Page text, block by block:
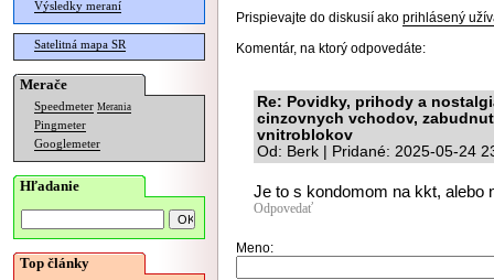
Výsledky meraní
Satelitná mapa SR
Merače
Speedmeter Merania
Pingmeter
Googlemeter
Hľadanie
Top články
Prispievajte do diskusií ako prihlásený
Komentár, na ktorý odpovedáte:
Re: Povidky, prihody a
cinzovnych vchodov,
vnitroblokov
Od: Berk | Pridané: 2025-05-24
Je to s kondomom na kkt, alebo
Odpovedať
Meno: